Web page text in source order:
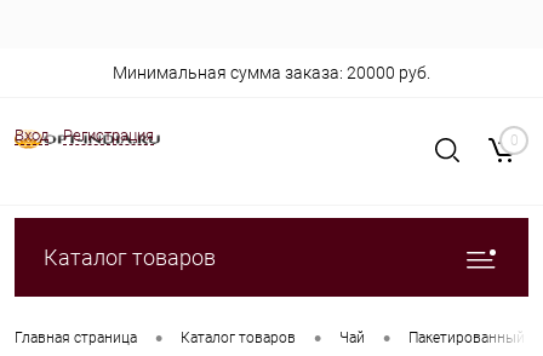
Вход Регистрация
Минимальная сумма заказа: 20000 руб.
0
Каталог товаров
Главная страница • Каталог товаров • Чай • Пакетированный